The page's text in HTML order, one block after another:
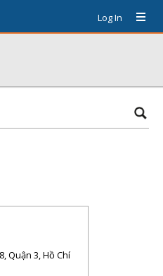
Log In
Quận 3, Hồ Chí